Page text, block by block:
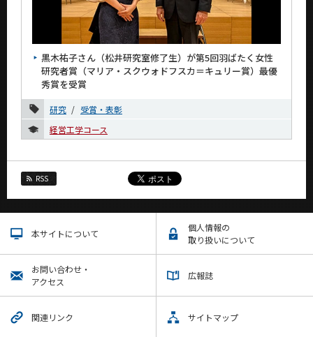
黒木祐子さん（松井研究室修了生）が第5回羽ばたく女性
研究者賞（マリア・スクウォドフスカ＝キュリー賞）最優
秀賞を受賞
研究
受賞・表彰
経営工学コース
RSS
本サイトについて
個人情報の
取り扱いについて
お問い合わせ・
アクセス
広報誌
関連リンク サイトマップ
経営工学系 News
News 一覧
カテゴリ別
課程別
月別
2026年
2025年
2023年
2022年